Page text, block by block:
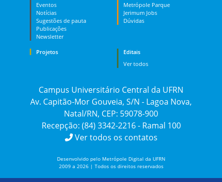
Eventos
Notícias
Sugestões de pauta
Publicações
Newsletter
Metrópole Parque
Jerimum Jobs
Dúvidas
Projetos
Editais
Ver todos
Campus Universitário Central da UFRN
Av. Capitão-Mor Gouveia, S/N - Lagoa Nova,
Natal/RN, CEP: 59078-900
Recepção: (84) 3342-2216 - Ramal 100
Ver todos os contatos
Desenvolvido pelo Metrópole Digital da UFRN
2009 a 2026 | Todos os direitos reservados